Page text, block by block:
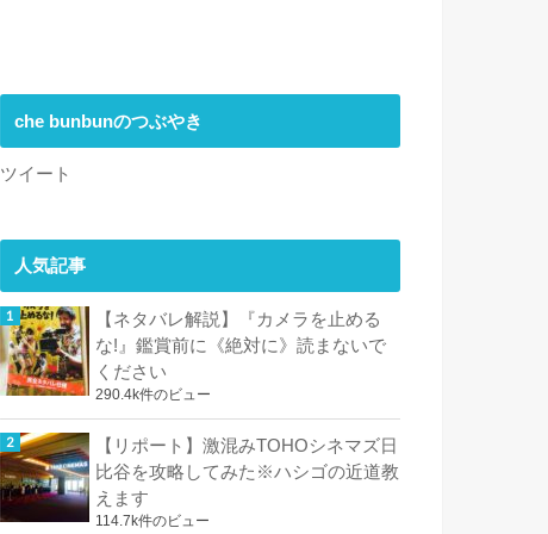
che bunbunのつぶやき
ツイート
人気記事
【ネタバレ解説】『カメラを止める
な!』鑑賞前に《絶対に》読まないで
ください
290.4k件のビュー
【リポート】激混みTOHOシネマズ日
比谷を攻略してみた※ハシゴの近道教
えます
114.7k件のビュー